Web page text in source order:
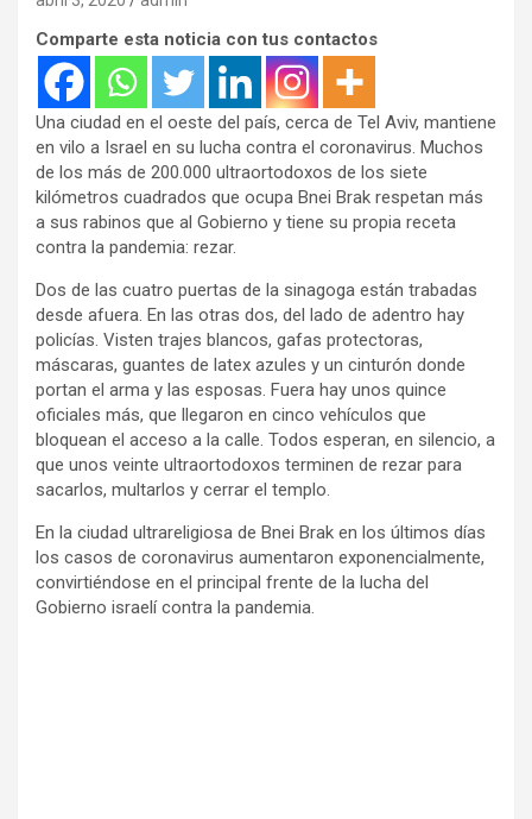
Comparte esta noticia con tus contactos
Una ciudad en el oeste del país, cerca de Tel Aviv, mantiene
en vilo a Israel en su lucha contra el coronavirus. Muchos
de los más de 200.000 ultraortodoxos de los siete
kilómetros cuadrados que ocupa Bnei Brak respetan más
a sus rabinos que al Gobierno y tiene su propia receta
contra la pandemia: rezar.
Dos de las cuatro puertas de la sinagoga están trabadas
desde afuera. En las otras dos, del lado de adentro hay
policías. Visten trajes blancos, gafas protectoras,
máscaras, guantes de latex azules y un cinturón donde
portan el arma y las esposas. Fuera hay unos quince
oficiales más, que llegaron en cinco vehículos que
bloquean el acceso a la calle. Todos esperan, en silencio, a
que unos veinte ultraortodoxos terminen de rezar para
sacarlos, multarlos y cerrar el templo.
En la ciudad ultrareligiosa de Bnei Brak en los últimos días
los casos de coronavirus aumentaron exponencialmente,
convirtiéndose en el principal frente de la lucha del
Gobierno israelí contra la pandemia.